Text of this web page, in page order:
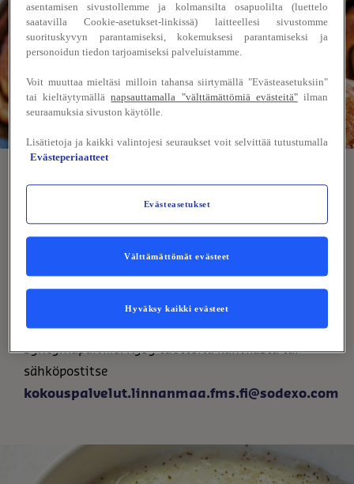
Oman kondiittorin leipomat herkut
on valmistettu omassa keittiössä. Herkulliset
pullat, tortut, kakut ja suolaiset piiraat.
Tilaa tuotteita juhliin ja tilaisuuksiin
Meiltä saat kondiittorin leipomat kakut vaikkapa
syntymäpäiville. Kysy tuotteita kahvilasta tai
sähköpostitse
kokouspalvelut.linnanmaa.fms.fi@sodexo.com
asentamisen sivustollemme ja kolmansilta osapuolilta (luettelo
saatavilla Cookie-asetukset-linkissä) laitteellesi sivustomme
suorituskyvyn parantamiseksi, kokemuksesi parantamiseksi ja
personoidun tiedon tarjoamiseksi palveluistamme.
Voit muuttaa mieltäsi milloin tahansa siirtymällä "Evästeasetuksiin"
tai kieltäytymällänapsauttamalla "välttämättömiä evästeitä"ilman
seuraamuksia sivuston käytölle.
Lisätietoja ja kaikki valintojesi seuraukset voit selvittää tutustumalla
Evästeperiaatteet
Evästeasetukset
Välttämättömät evästeet
Hyväksy kaikki evästeet